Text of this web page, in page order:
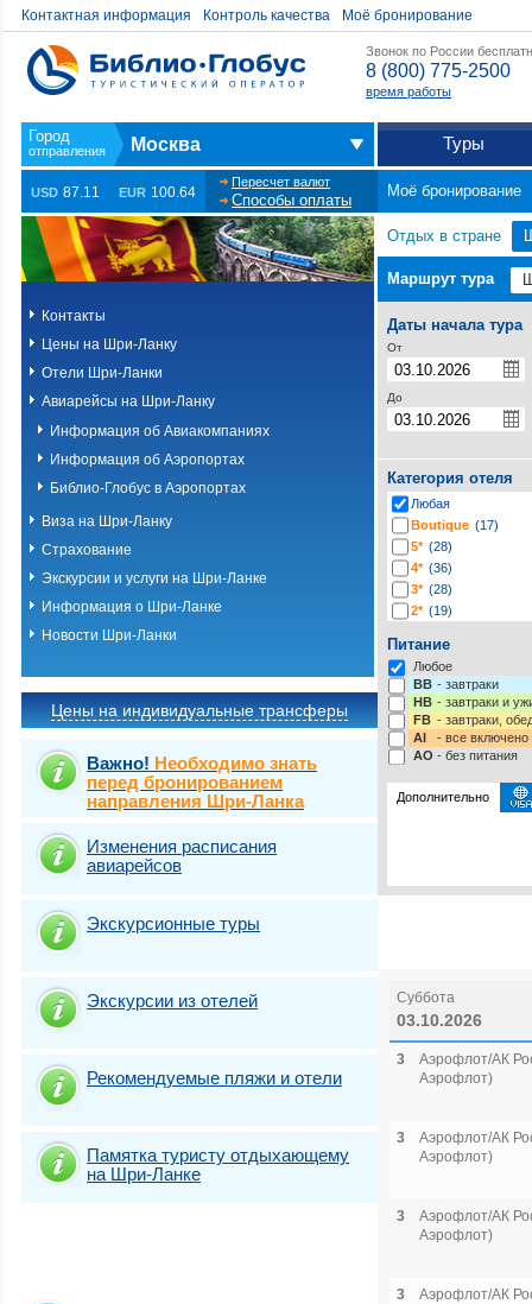
Контактная информация Контроль качества Моё бронирование
Звонок по России
8 (800) 775-2500
время работы
Москва Туры
USD 87.11 EUR 100.64
Пересчет валют
Способы оплаты
Моё бронирование
Контакты
Цены на Шри-Ланку
Отели Шри-Ланки
Авиарейсы на Шри-Ланку
Информация об Авиакомпаниях
Информация об Аэропортах
Библио-Глобус в Аэропортах
Виза на Шри-Ланку
Страхование
Экскурсии и услуги на Шри-Ланке
Информация о Шри-Ланке
Новости Шри-Ланки
Цены на индивидуальные трансферы
Важно! Необходимо знать
перед бронированием
направления Шри-Ланка
Изменения расписания
авиарейсов
Экскурсионные туры
Экскурсии из отелей
Рекомендуемые пляжи и отели
Памятка туристу отдыхающему
на Шри-Ланке
Отдых в стране
Маршрут тура
Даты начала тура
От
До
Категория отеля
Любая
Boutique (17)
5* (28)
4* (36)
3* (28)
2* (19)
-* (203)
Питание
Любое
BB - завтраки
HB - завтраки и
FB - завтраки,
AI
- все включено
AO - без питания
Дополнительно
Страховка от
Суббота
03.10.2026
3
Аэрофлот/АК
Аэрофлот)
3
Аэрофлот/АК
Аэрофлот)
3
Аэрофлот/АК
Аэрофлот)
3
Аэрофлот/АК